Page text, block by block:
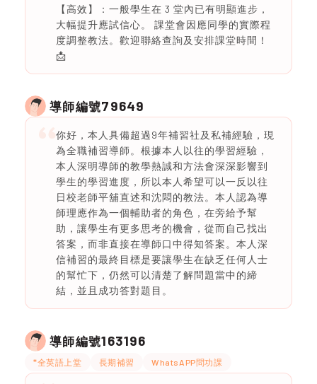
【高效】：一般學生在 3 堂內已有明顯進步，
大幅提升應試信心。 課堂會因應同學的實際程
度調整教法。歡迎聯絡查詢及安排課堂時間！
📩
導師編號79649
你好，本人具備超過9年補習社及私補經驗，現
為全職補習導師。根據本人以往的學習經驗，
本人深明導師的教學熱誠和方法會深深影響到
學生的學習進度，所以本人希望可以一反以往
日校老師平舖直述和沈悶的教法。本人認為導
師理應作為一個輔助者的角色，在旁給予幫
助，讓學生有更多思考的機會，從而自己找出
答案，而非直接在導師口中得知答案。本人深
信補習的最終目標是要讓學生在缺乏任何人士
的幫忙下，仍然可以清楚了解問題當中的締
結，並且成功答對題目。
導師編號163196
*全英語上堂 長期補習 WhatsAPP問功課